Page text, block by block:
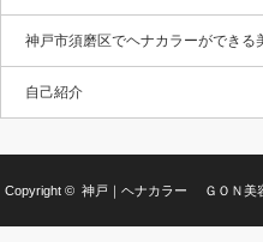
神戸市須磨区でヘナカラーができ
自己紹介
Copyright © 神戸｜ヘナカラー ＧＯＮ美